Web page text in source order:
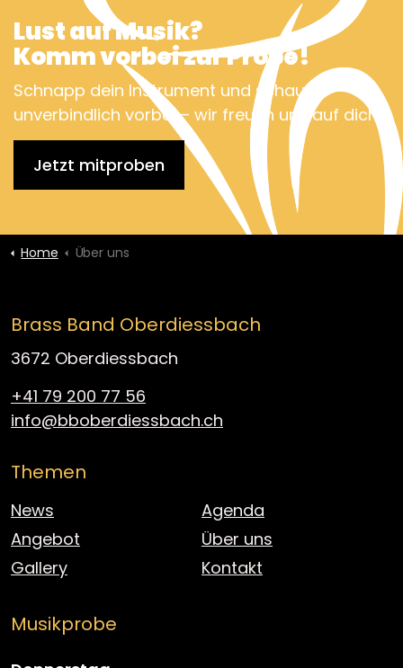
Lust auf Musik?
Komm vorbei zur Probe!
Schnapp dein Instrument und schau
unverbindlich vorbei – wir freuen uns auf dich!
Jetzt mitproben
Home Über uns
Brass Band Oberdiessbach
3672 Oberdiessbach
+41 79 200 77 56
info@bboberdiessbach.ch
Themen
News
Agenda
Angebot
Über uns
Gallery
Kontakt
Musikprobe